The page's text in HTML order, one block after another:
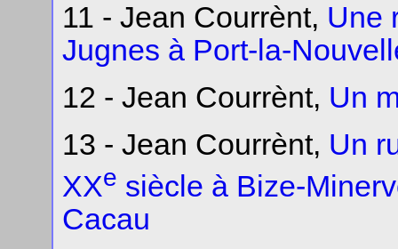
11 - Jean Courrènt, Une
Jugnes à Port-la-
12 - Jean Courrènt, Un
13 - Jean Courrènt, Un
XXe siècle à Bize-
Cacau